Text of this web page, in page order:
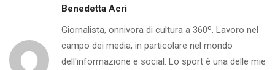
Benedetta Acri
Giornalista, onnivora di cultura a 360º. Lavoro nel
campo dei media, in particolare nel mondo
dell'informazione e social. Lo sport è una delle mie